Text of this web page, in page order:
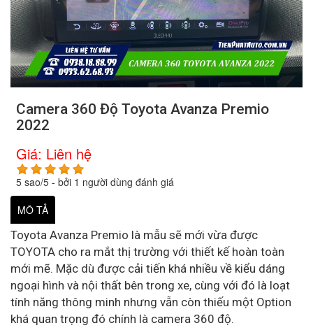
Camera 360 Độ Toyota Avanza Premio
2022
Giá: Liên hệ
5 sao/5 - bởi 1 người dùng đánh giá
MÔ TẢ
Toyota Avanza Premio là mẫu sẽ mới vừa được
TOYOTA cho ra mắt thị trường với thiết kế hoàn toàn
mới mẽ. Mặc dù được cải tiến khá nhiều về kiểu dáng
ngoại hình và nội thất bên trong xe, cùng với đó là loạt
tính năng thông minh nhưng vẫn còn thiếu một Option
khá quan trọng đó chính là camera 360 độ.